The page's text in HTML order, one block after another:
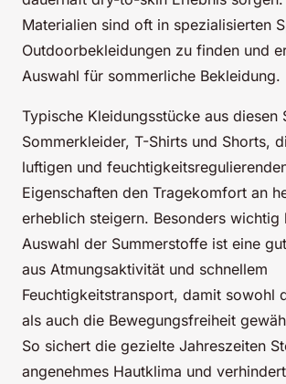
Materialien sind oft in spezialisierten
Outdoorbekleidungen zu finden und
Auswahl für sommerliche Bekleidung.
Typische Kleidungsstücke aus diesen
Sommerkleider, T-Shirts und Shorts,
luftigen und
Eigenschaften den Tragekomfort an
erheblich steigern. Besonders wichtig
Auswahl der Summerstoffe ist eine
aus Atmungsaktivität und schnellem
Feuchtigkeitstransport, damit sowohl
als auch die Bewegungsfreiheit
So sichert die gezielte Jahreszeiten
angenehmes Hautklima und